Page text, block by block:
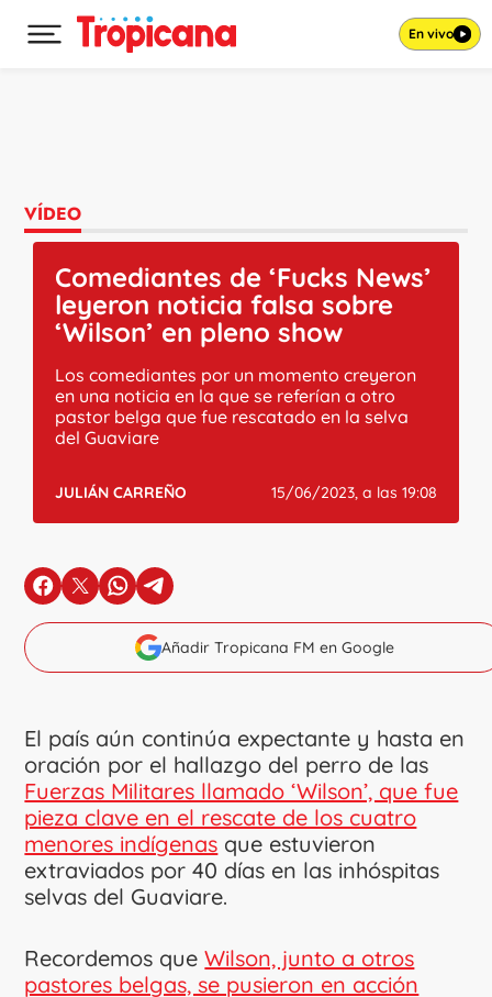
Desplegar menú principal En vivo
VÍDEO
Comediantes de ‘Fucks News’
leyeron noticia falsa sobre
‘Wilson’ en pleno show
Los comediantes por un momento creyeron
en una noticia en la que se referían a otro
pastor belga que fue rescatado en la selva
del Guaviare
JULIÁN CARREÑO 15/06/2023, a las 19:08
en Facebook
en Xen Whatsapp
en Telegram
Añadir Tropicana FM en Google
El país aún continúa expectante y hasta en
oración por el hallazgo del perro de las
Fuerzas Militares llamado ‘Wilson’, que fue
pieza clave en el rescate de los cuatro
menores indígenas que estuvieron
extraviados por 40 días en las inhóspitas
selvas del Guaviare.
Recordemos queWilson, junto a otros
pastores belgas, se pusieron en acción